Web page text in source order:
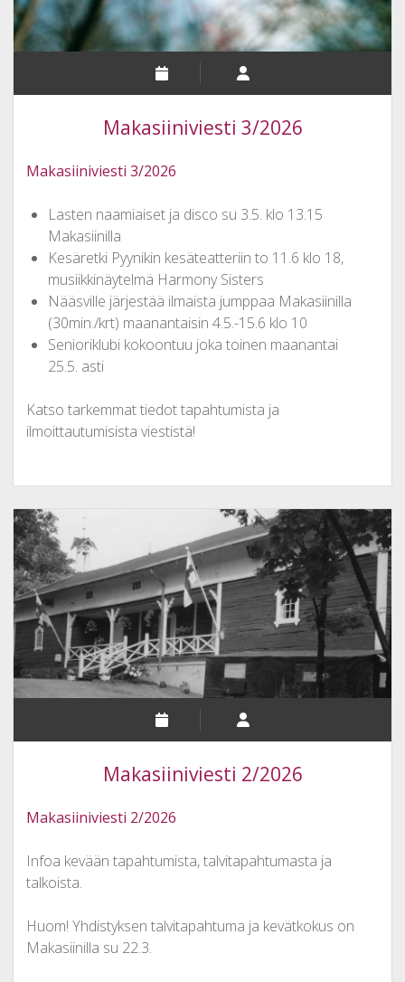
Makasiiniviesti 3/2026
Makasiiniviesti 3/2026
Lasten naamiaiset ja disco su 3.5. klo 13.15
Makasiinilla
Kesäretki Pyynikin kesäteatteriin to 11.6 klo 18,
musiikkinäytelmä Harmony Sisters
Nääsville järjestää ilmaista jumppaa Makasiinilla
(30min./krt) maanantaisin 4.5.-15.6 klo 10
Senioriklubi kokoontuu joka toinen maanantai
25.5. asti
Katso tarkemmat tiedot tapahtumista ja
ilmoittautumisista viestistä!
Makasiiniviesti 2/2026
Makasiiniviesti 2/2026
Infoa kevään tapahtumista, talvitapahtumasta ja
talkoista.
Huom! Yhdistyksen talvitapahtuma ja kevätkokus on
Makasiinilla su 22.3.